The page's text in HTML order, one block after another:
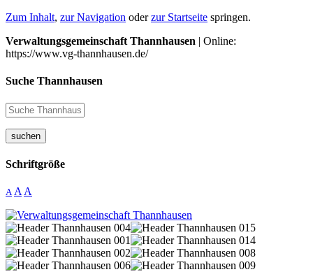
Zum Inhalt, zur Navigation oderzur Startseite springen.
Verwaltungsgemeinschaft Thannhausen | Online:
https://www.vg-thannhausen.de/
Suche Thannhausen
suchen
Schriftgröße
A A A